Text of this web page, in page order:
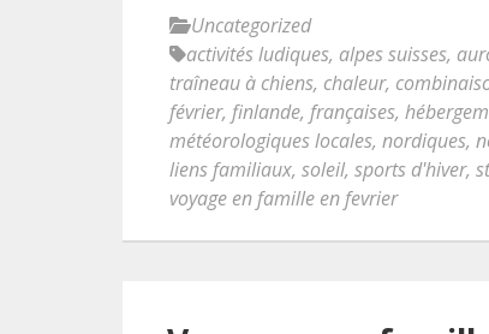
Uncategorized
activités ludiques, alpes suisses,
traîneau à chiens, chaleur,
février, finlande, françaises,
météorologiques locales, nordiques,
liens familiaux, soleil, sports d'hiver,
voyage en famille en fevrier